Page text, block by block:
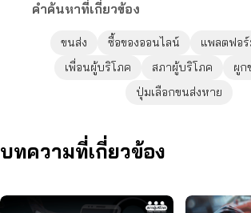
คำค้นหาที่เกี่ยวข้อง
ขนส่ง ซื้อของออนไลน์
แพลตฟอ
เพื่อนผู้บริโภค
สภาผู้บริโภค
ผูก
ปุ่มเลือกขนส่งหาย
บทความที่เกี่ยวข้อง